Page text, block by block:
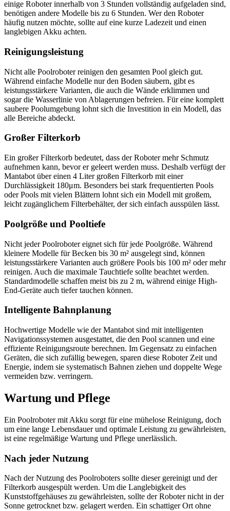
einige Roboter innerhalb von 3 Stunden vollständig aufgeladen sind,
benötigen andere Modelle bis zu 6 Stunden. Wer den Roboter
häufig nutzen möchte, sollte auf eine kurze Ladezeit und einen
langlebigen Akku achten.
Reinigungsleistung
Nicht alle Poolroboter reinigen den gesamten Pool gleich gut.
Während einfache Modelle nur den Boden säubern, gibt es
leistungsstärkere Varianten, die auch die Wände erklimmen und
sogar die Wasserlinie von Ablagerungen befreien. Für eine komplett
saubere Poolumgebung lohnt sich die Investition in ein Modell, das
alle Bereiche abdeckt.
Großer Filterkorb
Ein großer Filterkorb bedeutet, dass der Roboter mehr Schmutz
aufnehmen kann, bevor er geleert werden muss. Deshalb verfügt der
Mantabot über einen 4 Liter großen Filterkorb mit einer
Durchlässigkeit 180μm. Besonders bei stark frequentierten Pools
oder Pools mit vielen Blättern lohnt sich ein Modell mit großem,
leicht zugänglichem Filterbehälter, der sich einfach ausspülen lässt.
Poolgröße und Pooltiefe
Nicht jeder Poolroboter eignet sich für jede Poolgröße. Während
kleinere Modelle für Becken bis 30 m² ausgelegt sind, können
leistungsstärkere Varianten auch größere Pools bis 100 m² oder mehr
reinigen. Auch die maximale Tauchtiefe sollte beachtet werden.
Standardmodelle schaffen meist bis zu 2 m, während einige High-
End-Geräte auch tiefer tauchen können.
Intelligente Bahnplanung
Hochwertige Modelle wie der Mantabot sind mit intelligenten
Navigationssystemen ausgestattet, die den Pool scannen und eine
effiziente Reinigungsroute berechnen. Im Gegensatz zu einfachen
Geräten, die sich zufällig bewegen, sparen diese Roboter Zeit und
Energie, indem sie systematisch Bahnen ziehen und doppelte Wege
vermeiden bzw. verringern.
Wartung und Pflege
Ein Poolroboter mit Akku sorgt für eine mühelose Reinigung, doch
um eine lange Lebensdauer und optimale Leistung zu gewährleisten,
ist eine regelmäßige Wartung und Pflege unerlässlich.
Nach jeder Nutzung
Nach der Nutzung des Poolroboters sollte dieser gereinigt und der
Filterkorb ausgespült werden. Um die Langlebigkeit des
Kunststoffgehäuses zu gewährleisten, sollte der Roboter nicht in der
Sonne getrocknet bzw. gelagert werden. Ein schattiger Ort ohne